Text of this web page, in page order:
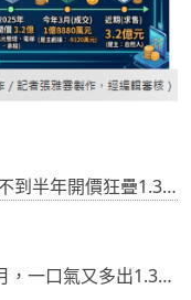
半年開價狂疊1.3億
，一口氣又多出1.3億